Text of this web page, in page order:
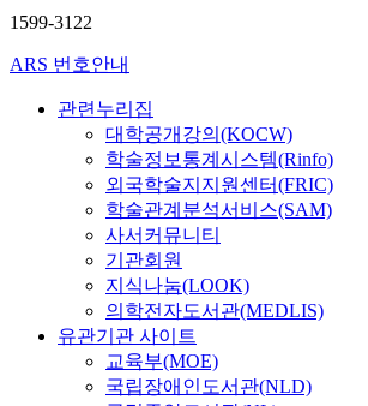
1599-3122
ARS 번호안내
관련누리집
대학공개강의(KOCW)
학술정보통계시스템(Rinfo)
외국학술지지원센터(FRIC)
학술관계분석서비스(SAM)
사서커뮤니티
기관회원
지식나눔(LOOK)
의학전자도서관(MEDLIS)
유관기관 사이트
교육부(MOE)
국립장애인도서관(NLD)